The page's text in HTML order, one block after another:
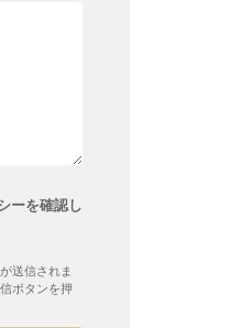
ーを確認し
送信されま
ボタンを押